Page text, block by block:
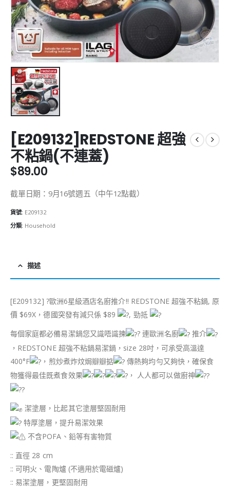
[E209132]REDSTONE 超強
不粘鍋(不連蓋)
$89.00
截單日期：9月16號週五（中午12點截）
貨號: E209132
分類: Household
描述
[E209132] ?‍歐洲6星級酒店名廚推介!! REDSTONE 超強不粘鍋, 原
價 $69X，德國突發有減只係 $89
, 勁抵
每個家庭都必備易潔鍋您又識唔識揀
? 連歐洲名廚
推介
，REDSTONE 超強不粘鍋易潔鍋，size 28吋，可承受高溫達
400°F
，煎炒煮炸炆焗瓣瓣掂
傳熱夠均勻又夠快，確保食
物獲得最佳既煮食效果
， 人人都可以做廚神
潔塗層，比起其它塗層堅固耐用
特厚塗層，提升易潔效果
不含POFA、鉛等有害物質
:: 直徑 28 cm
:: 可明火、電陶爐 (不適用於電磁爐)
:: 易潔塗層，更堅固耐用